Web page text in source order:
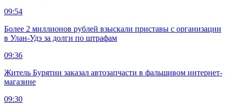
09:54
Более 2 миллионов рублей взыскали приставы с организации
в Улан-Удэ за долги по штрафам
09:36
Житель Бурятии заказал автозапчасти в фальшивом интернет-
магазине
09:30